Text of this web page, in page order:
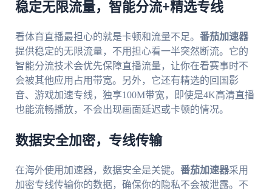
稳定无限流量，智能分流+精选专线
看体育直播最担心的就是卡顿和流量不足。 番茄加速器
提供稳定的无限流量，不用担心看一半突然断流。它的
智能分流技术会优先保障直播流量，让你在看赛事时不
会被其他应用占用带宽。另外，它还有精选的回国影
音、游戏加速专线，独享100M带宽，即使是4K高清直播
也能流畅播放，不会出现画面延迟或卡顿的情况。
数据安全加密，专线传输
在海外使用加速器，数据安全是关键。 番茄加速器采用
加密专线传输你的数据，确保你的隐私不会被泄露。不